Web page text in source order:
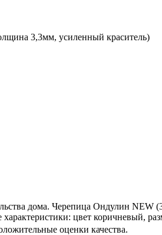
дома. Черепица Ондулин NEW
характеристики: цвет коричневый,
оценки качества.